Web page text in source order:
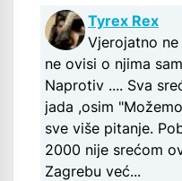
Tyrex Rex
Vjerojatno
ne ovisi o njima
Naprotiv .... Sva
jada ,osim
sve više pitanje.
2000 nije srećom
Zagrebu već...